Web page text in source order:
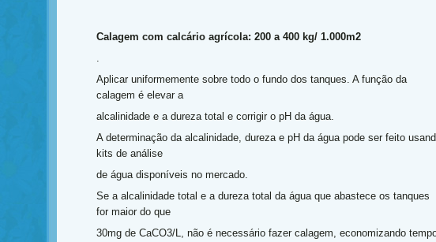
Calagem com calcário agrícola: 200 a 400 kg/ 1.000m2
.
Aplicar uniformemente sobre todo o fundo dos tanques. A função da
calagem é elevar a
alcalinidade e a dureza total e corrigir o pH da água.
A determinação da alcalinidade, dureza e pH da água pode ser feito
kits de análise
de água disponíveis no mercado.
Se a alcalinidade total e a dureza total da água que abastece os tanques
for maior do que
30mg de CaCO3/L, não é necessário fazer calagem, economizando